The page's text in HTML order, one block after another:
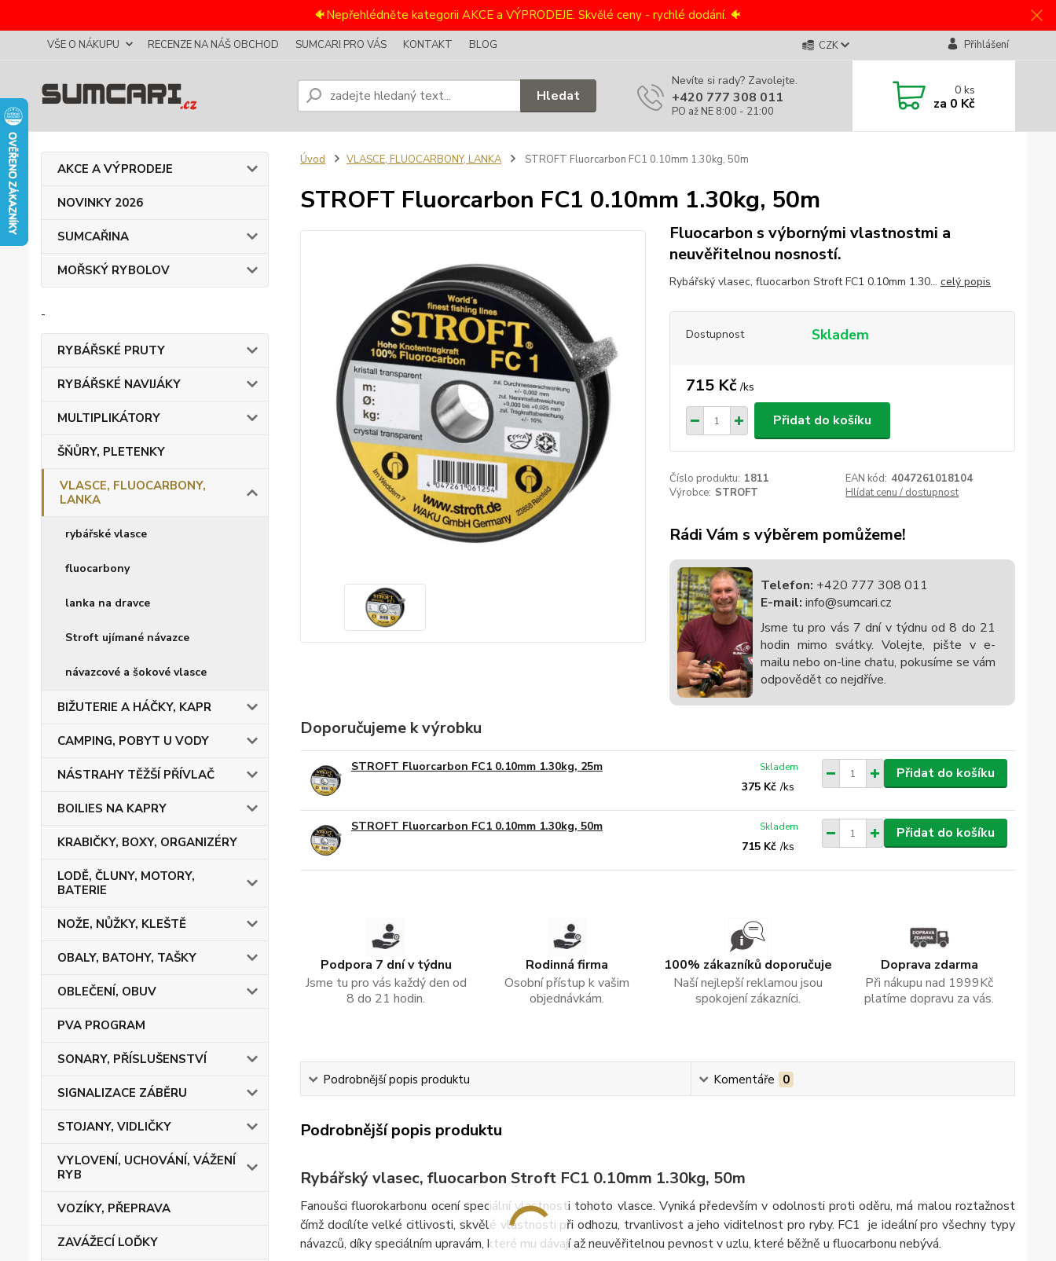
🐠Nepřehlédněte kategorii AKCE a VÝPRODEJE. Skvělé ceny - rychlé dodání. 🐠
VŠE O NÁKUPU RECENZE NA NÁŠ OBCHOD SUMCARI PRO VÁS KONTAKT BLOG CZK Přihlášení
Hledat
Nevíte si rady? Zavolejte.
+420 777 308 011
PO až NE 8:00 - 21:00
0ks
za 0 Kč
AKCE A VÝPRODEJE
NOVINKY 2026
SUMCAŘINA
MOŘSKÝ RYBOLOV
-
RYBÁŘSKÉ PRUTY
RYBÁŘSKÉ NAVIJÁKY
MULTIPLIKÁTORY
ŠŇŮRY, PLETENKY
VLASCE, FLUOCARBONY,
LANKA
rybářské vlasce
fluocarbony
lanka na dravce
Stroft ujímané návazce
návazcové a šokové vlasce
BIŽUTERIE A HÁČKY, KAPR
CAMPING, POBYT U VODY
NÁSTRAHY TĚŽŠÍ PŘÍVLAČ
BOILIES NA KAPRY
KRABIČKY, BOXY, ORGANIZÉRY
LODĚ, ČLUNY, MOTORY,
BATERIE
NOŽE, NŮŽKY, KLEŠTĚ
OBALY, BATOHY, TAŠKY
OBLEČENÍ, OBUV
PVA PROGRAM
SONARY, PŘÍSLUŠENSTVÍ
SIGNALIZACE ZÁBĚRU
STOJANY, VIDLIČKY
VYLOVENÍ, UCHOVÁNÍ, VÁŽENÍ
RYB
VOZÍKY, PŘEPRAVA
ZAVÁŽECÍ LOĎKY
Úvod VLASCE, FLUOCARBONY, LANKA STROFT Fluorcarbon FC1 0.10mm 1.30kg, 50m
STROFT Fluorcarbon FC1 0.10mm 1.30kg, 50m
Fluocarbon s výbornými vlastnostmi a
neuvěřitelnou nosností.
Rybářský vlasec, fluocarbon Stroft FC1 0.10mm 1.30... celý popis
Dostupnost Skladem
715 Kč /ks
Přidat do košíku
Číslo produktu: 1811 EAN kód: 4047261018104
Výrobce: STROFT Hlídat cenu / dostupnost
Rádi Vám s výběrem pomůžeme!
Telefon: +420 777 308 011
E-mail: info@sumcari.cz
Jsme tu pro vás 7 dní v týdnu od 8 do 21
hodin mimo svátky. Volejte, pište v e-
mailu nebo on-line chatu, pokusíme se vám
odpovědět co nejdříve.
Doporučujeme k výrobku
STROFT Fluorcarbon FC1 0.10mm 1.30kg, 25m
375 Kč /ks
Skladem Přidat do košíku
STROFT Fluorcarbon FC1 0.10mm 1.30kg, 50m
715 Kč /ks
Skladem Přidat do košíku
Podpora 7 dní v týdnu
Jsme tu pro vás každý den od
8 do 21 hodin.
Rodinná firma
Osobní přístup k vašim
objednávkám.
100% zákazníků doporučuje
Naší nejlepší reklamou jsou
spokojení zákazníci.
Doprava zdarma
Při nákupu nad 1999Kč
platíme dopravu za vás.
Podrobnější popis produktu Komentáře 0
Podrobnější popis produktu
Rybářský vlasec, fluocarbon Stroft FC1 0.10mm 1.30kg, 50m
Fanoušci fluorokarbonu ocení speciální vlastnosti tohoto vlasce. Vyniká především v odolnosti proti oděru, má malou roztažnost
čímž docílíte velké citlivosti, skvělé vlastnosti při odhozu, trvanlivost a jeho viditelnost pro ryby. FC1 je ideální pro všechny typy
návazců, díky speciálním upravám, které mu dávají až neuvěřitelnou pevnost v uzlu, které běžně u fluocarbonu nebývá.